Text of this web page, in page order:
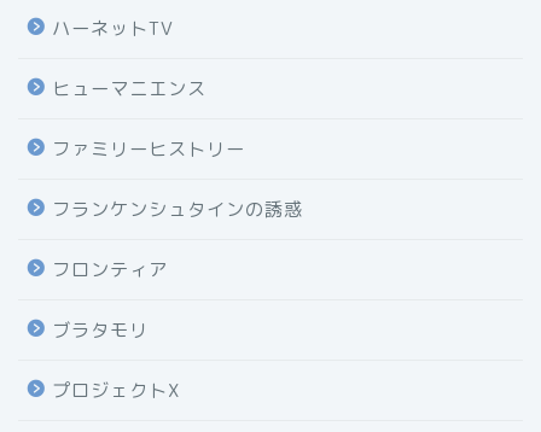
ハーネットTV
ヒューマニエンス
ファミリーヒストリー
フランケンシュタインの誘惑
フロンティア
ブラタモリ
プロジェクトX